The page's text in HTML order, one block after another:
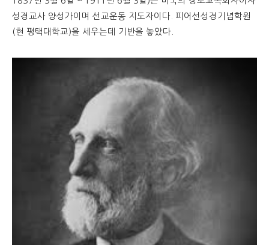
성경교사 양성가이며 선교운동 지도자이다. 피어선성경기념학원
(현 평택대학교)을 세우는데 기반을 놓았다.